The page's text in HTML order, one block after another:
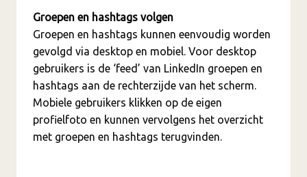
Groepen en hashtags volgen
Groepen en hashtags kunnen eenvoudig worden
gevolgd via desktop en mobiel. Voor desktop
gebruikers is de ‘feed’ van LinkedIn groepen en
hashtags aan de rechterzijde van het scherm.
Mobiele gebruikers klikken op de eigen
profielfoto en kunnen vervolgens het overzicht
met groepen en hashtags terugvinden.